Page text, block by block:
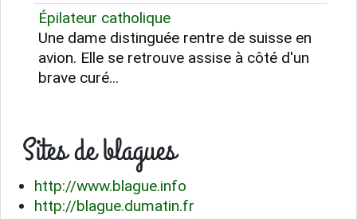
Épilateur catholique
Une dame distinguée rentre de suisse en
avion. Elle se retrouve assise à côté d'un
brave curé...
Sites de blagues
http://www.blague.info
http://blague.dumatin.fr